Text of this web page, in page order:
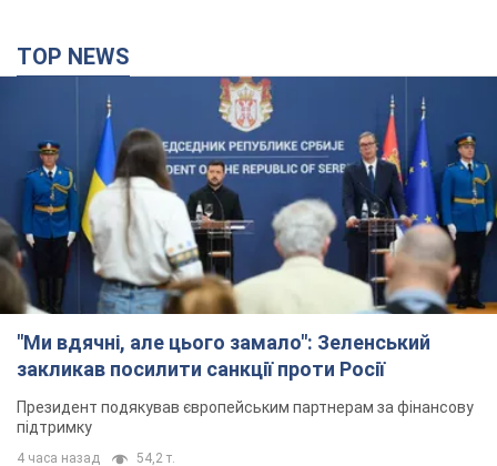
TOP NEWS
"Ми вдячні, але цього замало": Зеленський
закликав посилити санкції проти Росії
Президент подякував європейським партнерам за фінансову
підтримку
4 часа назад 54,2 т.